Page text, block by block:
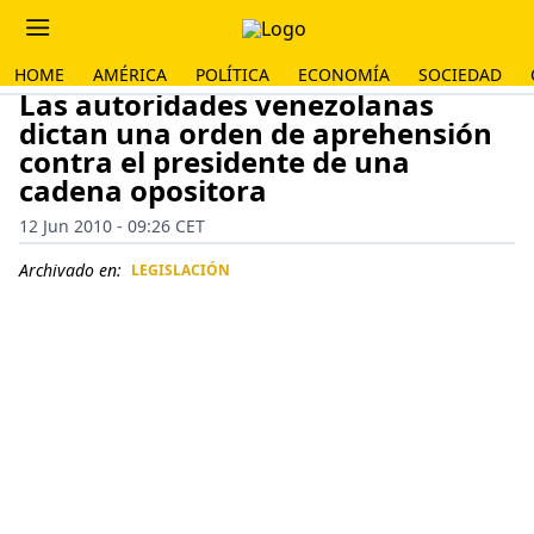
HOME AMÉRICA POLÍTICA ECONOMÍA SOCIEDAD
Las autoridades venezolanas
dictan una orden de aprehensión
contra el presidente de una
cadena opositora
12 Jun 2010 - 09:26 CET
Archivado en: LEGISLACIÓN